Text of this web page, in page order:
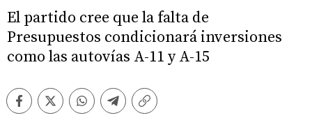
El partido cree que la falta de
Presupuestos condicionará inversiones
como las autovías A-11 y A-15
FacebookTwitterWhatsappTelegramCopiar